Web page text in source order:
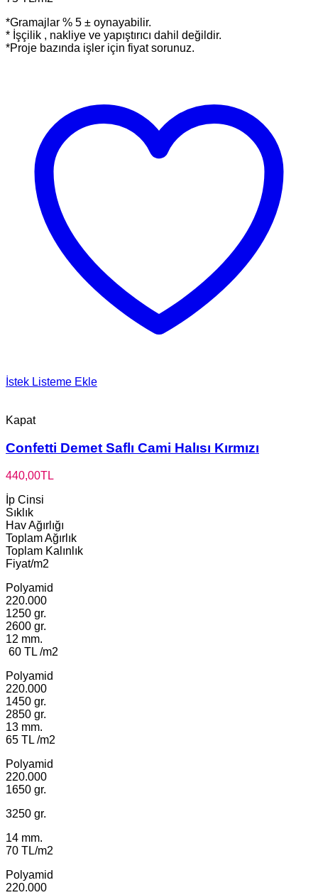
*Gramajlar % 5 ± oynayabilir.
* İşçilik , nakliye ve yapıştırıcı dahil değildir.
*Proje bazında işler için fiyat sorunuz.
İstek Listeme Ekle
Kapat
Confetti Demet Saflı Cami Halısı Kırmızı
440,00TL
İp Cinsi
Sıklık
Hav Ağırlığı
Toplam Ağırlık
Toplam Kalınlık
Fiyat/m2
Polyamid
220.000
1250 gr.
2600 gr.
12 mm.
60 TL /m2
Polyamid
220.000
1450 gr.
2850 gr.
13 mm.
65 TL /m2
Polyamid
220.000
1650 gr.
3250 gr.
14 mm.
70 TL/m2
Polyamid
220.000